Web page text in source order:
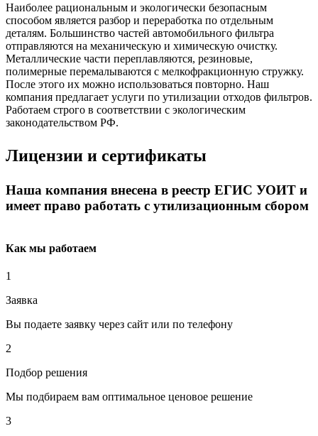
Наиболее рациональным и экологически безопасным
способом является разбор и переработка по отдельным
деталям. Большинство частей автомобильного фильтра
отправляются на механическую и химическую очистку.
Металлические части переплавляются, резиновые,
полимерные перемалываются с мелкофракционную стружку.
После этого их можно использоваться повторно. Наш
компания предлагает услуги по утилизации отходов фильтров.
Работаем строго в соответствии с экологическим
законодательством РФ.
Лицензии и сертификаты
Наша компания внесена в реестр ЕГИС УОИТ и
имеет право работать с утилизационным сбором
Как мы работаем
1
Заявка
Вы подаете заявку через сайт или по телефону
2
Подбор решения
Мы подбираем вам оптимальное ценовое решение
3